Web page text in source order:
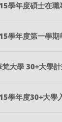
學年度碩士在
學年度第一學
梵大學 30+大
學年度30+大學